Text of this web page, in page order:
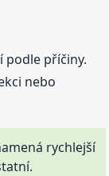
podle příčiny.
nebo
rychlejší